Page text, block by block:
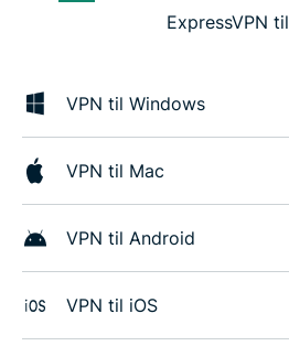
ExpressVPN til
VPN til Windows
VPN til Mac
VPN til Android
VPN til iOS